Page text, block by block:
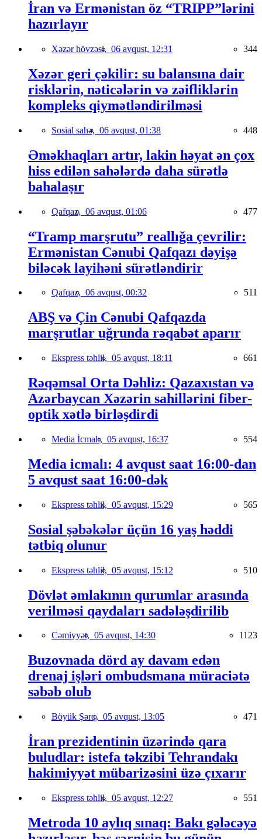
İran və Ermənistan öz “TRIPP”lərini
hazırlayır
Xəzər hövzəsi, 06 avqust, 12:31 344
Xəzər geri çəkilir: su balansına dair
risklərin, nəticələrin və zəifliklərin
kompleks qiymətləndirilməsi
Sosial sahə, 06 avqust, 01:38 448
Əməkhaqları artır, lakin həyat ən çox
hiss edilən sahələrdə daha sürətlə
bahalaşır
Qafqaz, 06 avqust, 01:06 477
“Tramp marşrutu” reallığa çevrilir:
Ermənistan Cənubi Qafqazı dəyişə
biləcək layihəni sürətləndirir
Qafqaz, 06 avqust, 00:32 511
ABŞ və Çin Cənubi Qafqazda
marşrutlar uğrunda rəqabət aparır
Ekspress təhlil, 05 avqust, 18:11 661
Rəqəmsal Orta Dəhliz: Qazaxıstan və
Azərbaycan Xəzərin sahillərini fiber-
optik xətlə birləşdirdi
Media İcmalı, 05 avqust, 16:37 554
Media icmalı: 4 avqust saat 16:00-dan
5 avqust saat 16:00-dək
Ekspress təhlil, 05 avqust, 15:29 565
Sosial şəbəkələr üçün 16 yaş həddi
tətbiq olunur
Ekspress təhlil, 05 avqust, 15:12 510
Dövlət əmlakının qurumlar arasında
verilməsi qaydaları sadələşdirilib
Cəmiyyət, 05 avqust, 14:30 1123
Buzovnada dörd ay davam edən
drenaj işləri ombudsmana müraciətə
səbəb olub
Böyük Şərq, 05 avqust, 13:05 471
İran prezidentinin üzərində qara
buludlar: istefa təkzibi Tehrandakı
hakimiyyət mübarizəsini üzə çıxarır
Ekspress təhlil, 05 avqust, 12:27 551
Metroda 10 aylıq sınaq: Bakı gələcəyə